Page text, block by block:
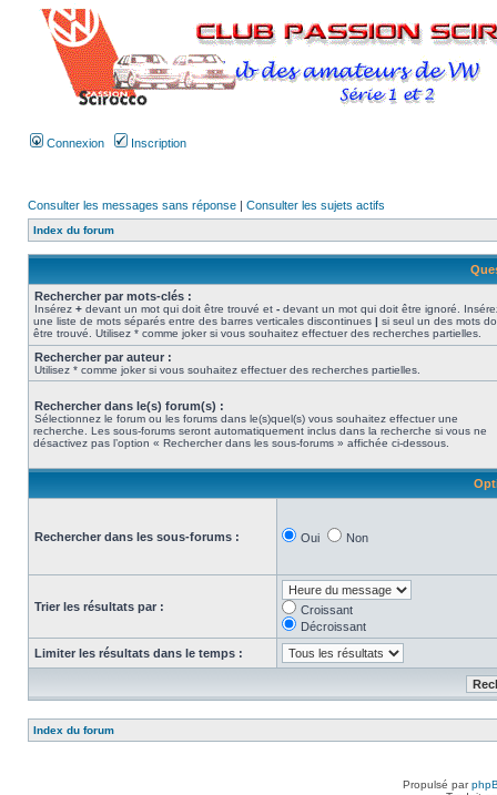
Connexion Inscription
Consulter les messages sans réponse | Consulter les sujets actifs
Index du forum
Rechercher par mots-clés :
Insérez + devant un mot qui doit être trouvé et - devant un mot qui doit être ignoré.
une liste de mots séparés entre des barres verticales discontinues | si seul un des mots
être trouvé. Utilisez * comme joker si vous souhaitez effectuer des recherches partielles.
Rechercher par auteur :
Utilisez * comme joker si vous souhaitez effectuer des recherches partielles.
Rechercher dans le(s) forum(s) :
Sélectionnez le forum ou les forums dans le(s)quel(s) vous souhaitez effectuer une
recherche. Les sous-forums seront automatiquement inclus dans la recherche si vous ne
désactivez pas l’option « Rechercher dans les sous-forums » affichée ci-dessous.
Rechercher dans les sous-forums : Oui Non
Trier les résultats par :
Croissant
Décroissant
Limiter les résultats dans le temps :
Index du forum
Propulsé par